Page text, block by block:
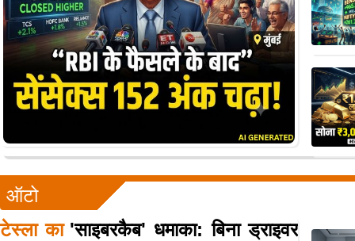
ऑटो
टेस्ला का 'साइबरकैब' धमाका: बिना ड्राइवर